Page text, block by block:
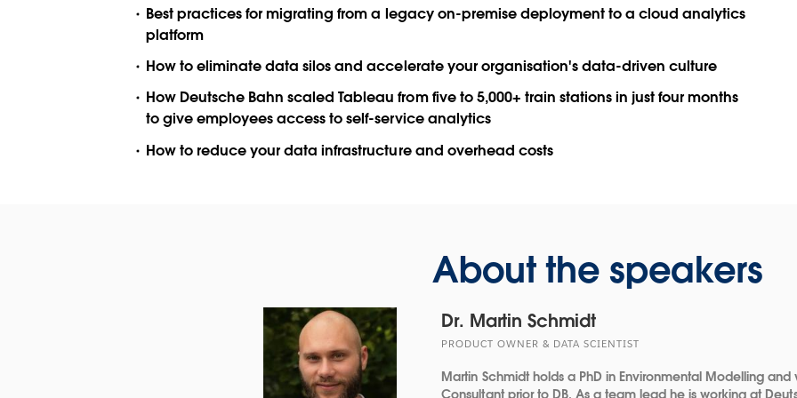
Best practices for migrating from a legacy on-premise deployment to a cloud analytics
platform
How to eliminate data silos and accelerate your organisation's data-driven culture
How Deutsche Bahn scaled Tableau from five to 5,000+ train stations in just four months
to give employees access to self-service analytics
How to reduce your data infrastructure and overhead costs
About the speakers
Dr. Martin Schmidt
PRODUCT OWNER & DATA SCIENTIST
Martin Schmidt holds a PhD in Environmental Modelling and
Consultant prior to DB. As a team lead he is working at